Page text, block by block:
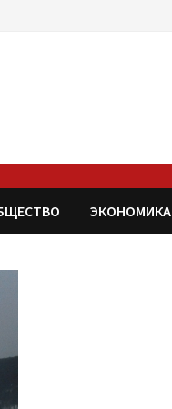
ЭКОНОМИКА